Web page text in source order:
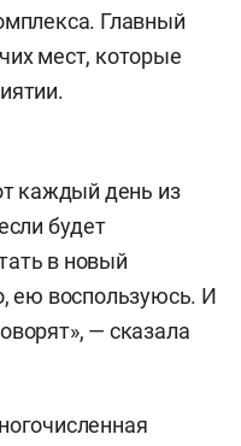
Главный
мест, которые
каждый день из
будет
в новый
ею воспользуюсь. И
— сказала